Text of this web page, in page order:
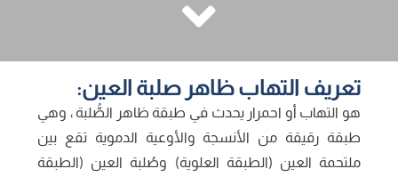
تعريف التهاب ظاهر صلبة العين:
هو التهاب أو احمرار يحدث في طبقة ظاهر الصُّلبة ، وهي
طبقة رقيقة من الأنسجة والأوعية الدموية تقع بين
ملتحمة العين (الطبقة العلوية) وصُلبة العين (الطبقة